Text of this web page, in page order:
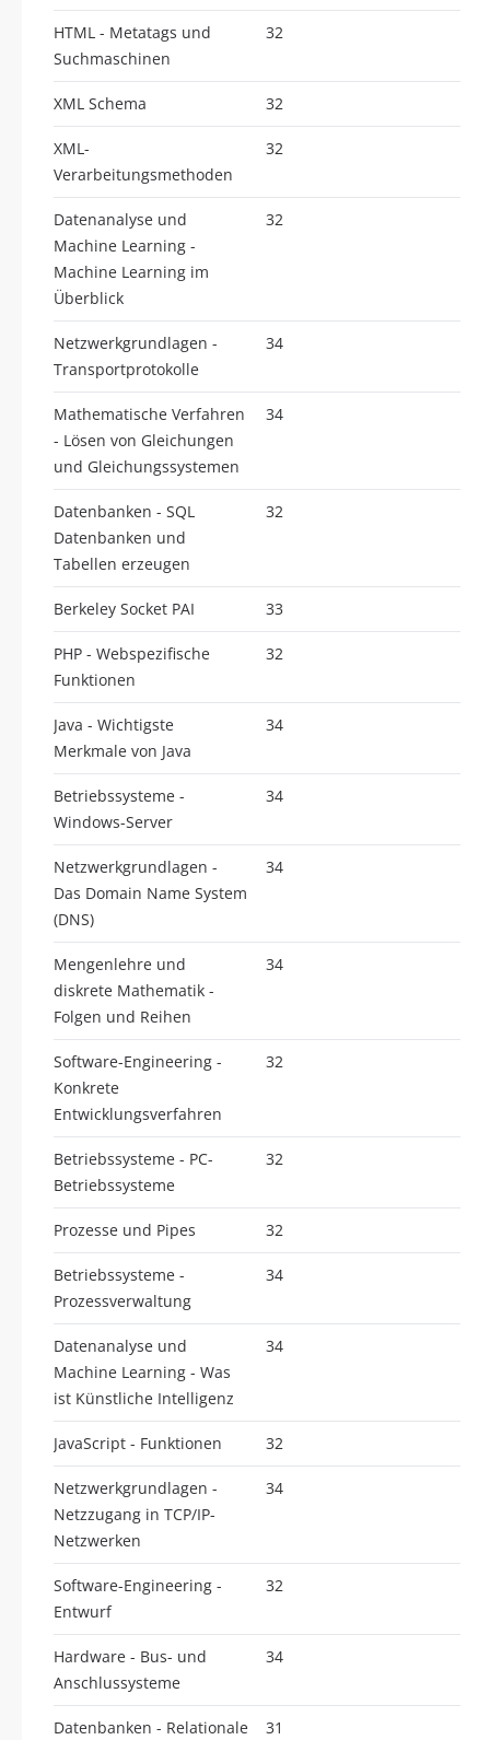
HTML - Metatags und
Suchmaschinen
32
XML Schema 32
XML-
Verarbeitungsmethoden
32
Datenanalyse und
Machine Learning -
Machine Learning im
Überblick
32
Netzwerkgrundlagen -
Transportprotokolle
34
Mathematische Verfahren
- Lösen von Gleichungen
und Gleichungssystemen
34
Datenbanken - SQL
Datenbanken und
Tabellen erzeugen
32
Berkeley Socket PAI 33
PHP - Webspezifische
Funktionen
32
Java - Wichtigste
Merkmale von Java
34
Betriebssysteme -
Windows-Server
34
Netzwerkgrundlagen -
Das Domain Name System
(DNS)
34
Mengenlehre und
diskrete Mathematik -
Folgen und Reihen
34
Software-Engineering -
Konkrete
Entwicklungsverfahren
32
Betriebssysteme - PC-
Betriebssysteme
32
Prozesse und Pipes 32
Betriebssysteme -
Prozessverwaltung
34
Datenanalyse und
Machine Learning - Was
ist Künstliche Intelligenz
34
JavaScript - Funktionen 32
Netzwerkgrundlagen -
Netzzugang in TCP/IP-
Netzwerken
34
Software-Engineering -
Entwurf
32
Hardware - Bus- und
Anschlussysteme
34
Datenbanken - Relationale 31